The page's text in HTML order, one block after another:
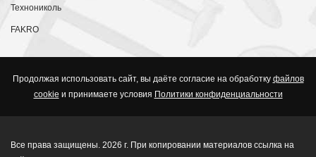
Технониколь
FAKRO
Продолжая использовать сайт, вы даёте согласие на обработку файлов
cookie и принимаете условия Политики конфиденциальности
Все права защищены. 2026 г. При копировании материалов ссылка на